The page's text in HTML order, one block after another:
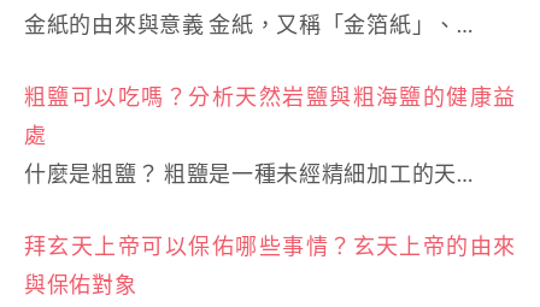
金紙的由來與意義 金紙，又稱「金箔紙」、…
粗鹽可以吃嗎？分析天然岩鹽與粗海鹽的健康益
處
什麼是粗鹽？ 粗鹽是一種未經精細加工的天…
拜玄天上帝可以保佑哪些事情？玄天上帝的由來
與保佑對象